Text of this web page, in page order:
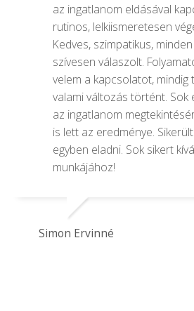
az ingatlanom eldásával
rutinos, lelkiismeretesen
Kedves, szimpatikus,
szívesen válaszolt.
velem a kapcsolatot,
valami változás történt. Sok
az ingatlanom
is lett az eredménye.
egyben eladni. Sok sikert
munkájához!
Simon Ervinné